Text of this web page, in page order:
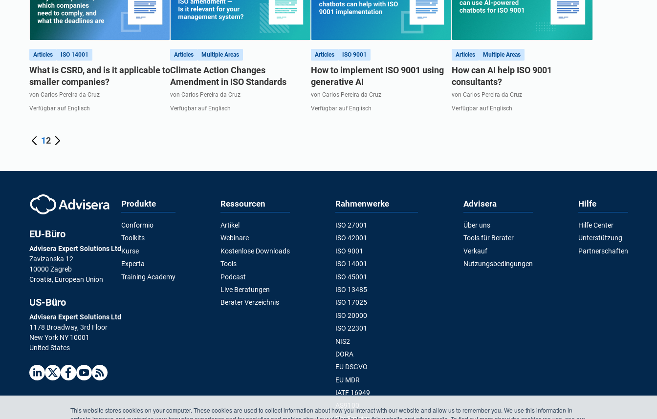
This website stores cookies on your computer. These cookies are used to collect information about how you interact with our website and allow us to remember you. We use this information in
Articles ISO 14001
What is CSRD, and is it applicable to
smaller companies?
von Carlos Pereira da Cruz
Verfügbar auf Englisch
Articles Multiple Areas
Climate Action Changes
Amendment in ISO Standards
von Carlos Pereira da Cruz
Verfügbar auf Englisch
Articles ISO 9001
How to implement ISO 9001 using
generative AI
von Carlos Pereira da Cruz
Verfügbar auf Englisch
Articles Multiple Areas
How can AI help ISO 9001
consultants?
von Carlos Pereira da Cruz
Verfügbar auf Englisch
12
EU-Büro
Advisera Expert Solutions Ltd
Zavizanska 12
10000 Zagreb
Croatia, European Union
US-Büro
Advisera Expert Solutions Ltd
1178 Broadway, 3rd Floor
New York NY 10001
United States
Produkte
Conformio
Toolkits
Kurse
Experta
Training Academy
Ressourcen
Artikel
Webinare
Kostenlose Downloads
Tools
Podcast
Live Beratungen
Berater Verzeichnis
Rahmenwerke
ISO 27001
ISO 42001
ISO 9001
ISO 14001
ISO 45001
ISO 13485
ISO 17025
ISO 20000
ISO 22301
NIS2
DORA
EU DSGVO
EU MDR
IATF 16949
AS9100
Advisera
Über uns
Tools für Berater
Verkauf
Nutzungsbedingungen
Hilfe
Hilfe Center
Unterstützung
Partnerschaften